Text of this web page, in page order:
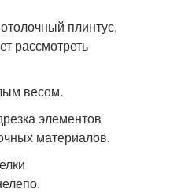
плинтус,
рассмотреть
весом.
элементов
материалов.